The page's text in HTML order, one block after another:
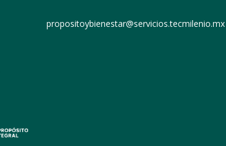
propositoybienestar@servicios.tecmilenio.mx